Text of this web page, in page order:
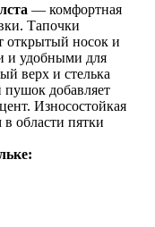
— комфортная
Тапочки
открытый носок и
и удобными для
верх и стелька
пушок добавляет
Износостойкая
области пятки